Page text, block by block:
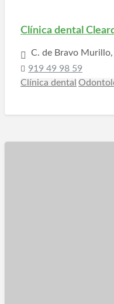
Clínica dental
C. de Bravo
919 49 98 59
Clínica dental